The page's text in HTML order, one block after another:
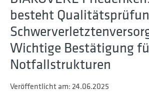
besteht
Wichtige Bestätigung
Notfallstrukturen
Veröffentlicht am:24.06.2025